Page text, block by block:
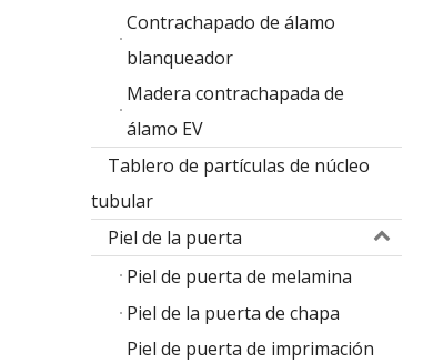
Contrachapado de álamo
blanqueador
Madera contrachapada de
álamo EV
Tablero de partículas de núcleo
tubular
Piel de la puerta
Piel de puerta de melamina
Piel de la puerta de chapa
Piel de puerta de imprimación